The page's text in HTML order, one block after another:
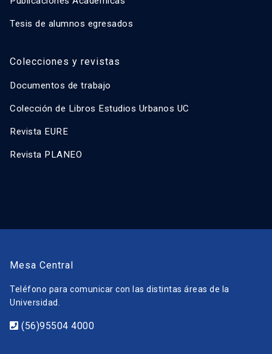
Tesis de alumnos egresados
Colecciones y revistas
Documentos de trabajo
Colección de Libros Estudios Urbanos UC
Revista EURE
Revista PLANEO
Mesa Central
Teléfono para comunicar con las distintas áreas de la
Universidad.
(56)95504 4000